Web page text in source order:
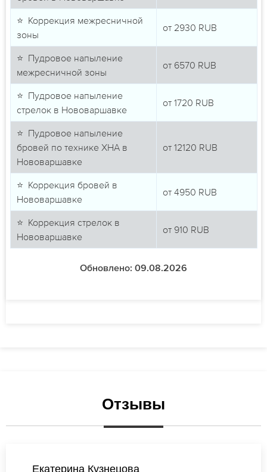
⭐ Коррекция межресничной
зоны
от 2930 RUB
⭐ Пудровое напыление
межресничной зоны
от 6570 RUB
⭐ Пудровое напыление
стрелок в Нововаршавке
от 1720 RUB
⭐ Пудровое напыление
бровей по технике ХНА в
Нововаршавке
от 12120 RUB
⭐ Коррекция бровей в
Нововаршавке
от 4950 RUB
⭐ Коррекция стрелок в
Нововаршавке
от 910 RUB
Обновлено: 09.08.2026
Отзывы
Екатерина Кузнецова